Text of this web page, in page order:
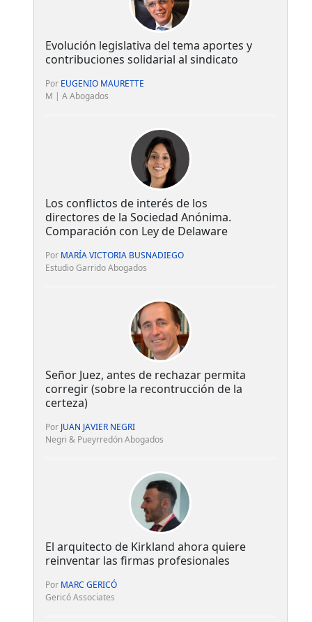
Evolución legislativa del tema aportes y
contribuciones solidarial al sindicato
Por EUGENIO MAURETTE
M | A Abogados
Los conflictos de interés de los
directores de la Sociedad Anónima.
Comparación con Ley de Delaware
Por MARÍA VICTORIA BUSNADIEGO
Estudio Garrido Abogados
Señor Juez, antes de rechazar permita
corregir (sobre la recontrucción de la
certeza)
Por JUAN JAVIER NEGRI
Negri & Pueyrredón Abogados
El arquitecto de Kirkland ahora quiere
reinventar las firmas profesionales
Por MARC GERICÓ
Gericó Associates